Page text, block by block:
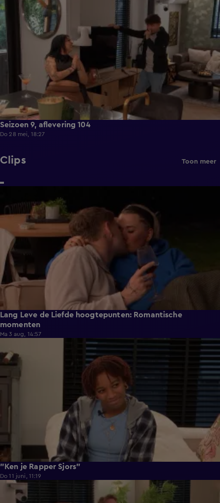
Seizoen 9, aflevering 104
Do 28 mei, 18:27
Clips Toon meer
Lang Leve de Liefde hoogtepunten: Romantische
momenten
Ma 3 aug, 14:57
"Ken je Rapper Sjors"
Do 11 juni, 11:19
0:39